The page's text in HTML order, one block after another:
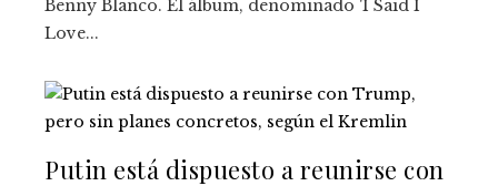
Benny Blanco. El álbum, denominado 'I Said I
Love...
Putin está dispuesto a reunirse con